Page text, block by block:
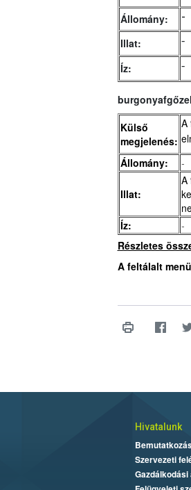
Állomány: -
Illat: -
Íz: -
Külső
megjelenés:
A
Állomány:
-
Illat:
A
Íz:
-
Részletes
A feltálalt
Hivatalunk
Szervezeti
Gazdálkodási